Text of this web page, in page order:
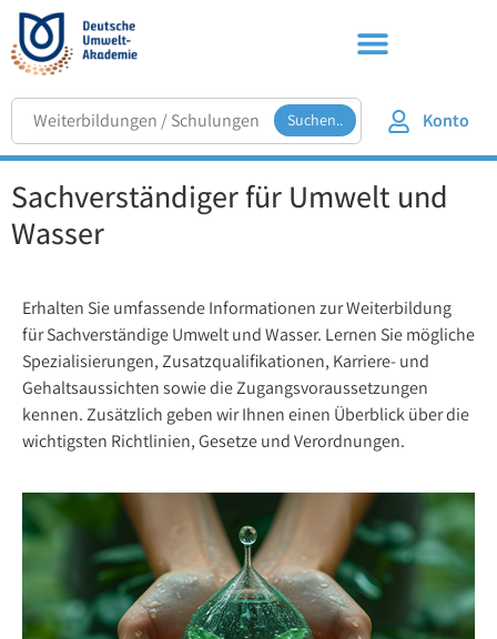
Suchen.. Konto
Sachverständiger für Umwelt und
Wasser
Erhalten Sie umfassende Informationen zur Weiterbildung
für Sachverständige Umwelt und Wasser. Lernen Sie mögliche
Spezialisierungen, Zusatzqualifikationen, Karriere- und
Gehaltsaussichten sowie die Zugangsvoraussetzungen
kennen. Zusätzlich geben wir Ihnen einen Überblick über die
wichtigsten Richtlinien, Gesetze und Verordnungen.